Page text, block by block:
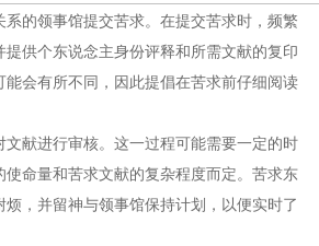
的领事馆提交苦求。在提交苦求时，频繁
供个东说念主身份评释和所需文献的复印
会有所不同，因此提倡在苦求前仔细阅读
献进行审核。这一过程可能需要一定的时
使命量和苦求文献的复杂程度而定。苦求东
，并留神与领事馆保持计划，以便实时了